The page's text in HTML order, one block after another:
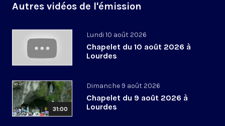
Autres vidéos de l'émission
Lundi 10 août 2026
Chapelet du 10 août 2026 à
Lourdes
31:00
Dimanche 9 août 2026
Chapelet du 9 août 2026 à
Lourdes